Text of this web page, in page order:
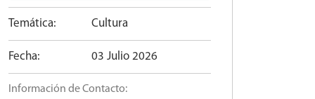
Temática: Cultura
Fecha: 03 Julio 2026
Información de Contacto: